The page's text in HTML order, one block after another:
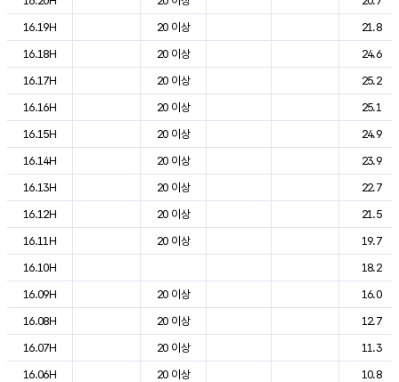
16.19H
20 이상
21.8
16.18H
20 이상
24.6
16.17H
20 이상
25.2
16.16H
20 이상
25.1
16.15H
20 이상
24.9
16.14H
20 이상
23.9
16.13H
20 이상
22.7
16.12H
20 이상
21.5
16.11H
20 이상
19.7
16.10H
18.2
16.09H
20 이상
16.0
16.08H
20 이상
12.7
16.07H
20 이상
11.3
16.06H
20 이상
10.8